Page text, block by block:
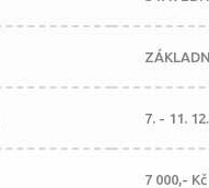
7. - 11.
7 000,-